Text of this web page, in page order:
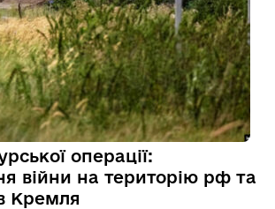
операції:
війни на територію рф та
Кремля